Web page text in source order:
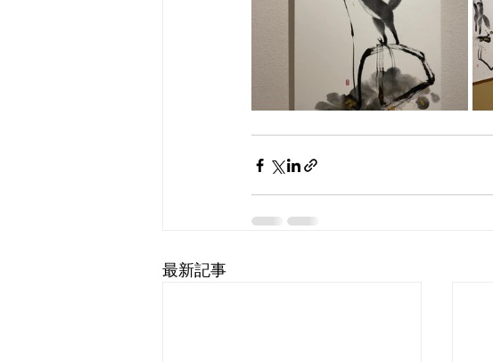
最新記事